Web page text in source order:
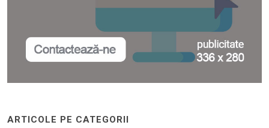
ARTICOLE PE CATEGORII